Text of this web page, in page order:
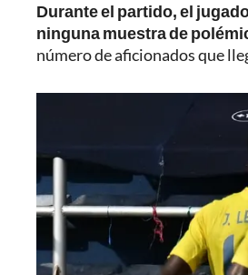
Durante el partido, el
ninguna muestra de
número de aficionados que